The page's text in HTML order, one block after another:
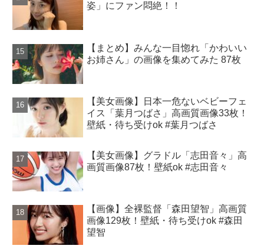
姿」にファン悶絶！！
【まとめ】みんな一目惚れ「かわいい
お姉さん」の画像を集めてみた 87枚
【美女画像】日本一危ないベビーフェ
イス「葉月つばさ」高画質画像33枚！
壁紙・待ち受けok #葉月つばさ
【美女画像】グラドル「志田音々」高
画質画像87枚！壁紙ok #志田音々
【画像】全裸監督「森田望智」高画質
画像129枚！壁紙・待ち受けok #森田
望智